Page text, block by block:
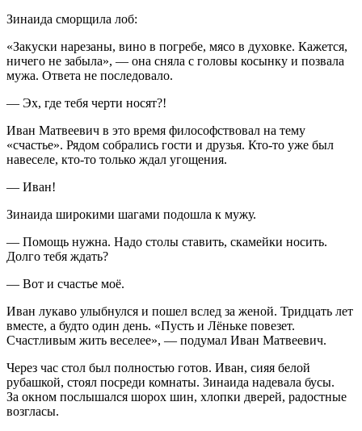
Зинаида сморщила лоб:
«Закуски нарезаны, вино в погребе, мясо в духовке. Кажется,
ничего не забыла», — она сняла с головы косынку и позвала
мужа. Ответа не последовало.
— Эх, где тебя черти носят?!
Иван Матвеевич в это время философствовал на тему
«счастье». Рядом собрались гости и друзья. Кто-то уже был
навеселе, кто-то только ждал угощения.
— Иван!
Зинаида широкими шагами подошла к мужу.
— Помощь нужна. Надо столы ставить, скамейки носить.
Долго тебя ждать?
— Вот и счастье моё.
Иван лукаво улыбнулся и пошел вслед за женой. Тридцать лет
вместе, а будто один день. «Пусть и Лёньке повезет.
Счастливым жить веселее», — подумал Иван Матвеевич.
Через час стол был полностью готов. Иван, сияя белой
рубашкой, стоял посреди комнаты. Зинаида надевала бусы.
За окном послышался шорох шин, хлопки дверей, радостные
возгласы.